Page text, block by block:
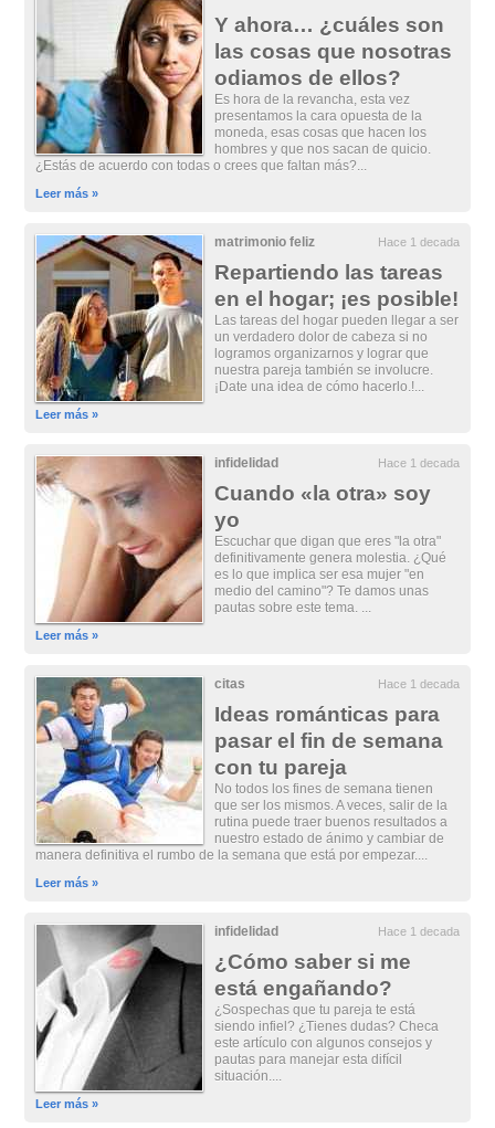
Y ahora… ¿cuáles son
las cosas que nosotras
odiamos de ellos?
Es hora de la revancha, esta vez
presentamos la cara opuesta de la
moneda, esas cosas que hacen los
hombres y que nos sacan de quicio.
¿Estás de acuerdo con todas o crees que faltan más?...
Leer más »
matrimonio feliz Hace 1 decada
Repartiendo las tareas
en el hogar; ¡es posible!
Las tareas del hogar pueden llegar a ser
un verdadero dolor de cabeza si no
logramos organizarnos y lograr que
nuestra pareja también se involucre.
¡Date una idea de cómo hacerlo.!...
Leer más »
infidelidad Hace 1 decada
Cuando «la otra» soy
yo
Escuchar que digan que eres "la otra"
definitivamente genera molestia. ¿Qué
es lo que implica ser esa mujer "en
medio del camino"? Te damos unas
pautas sobre este tema. ...
Leer más »
citas Hace 1 decada
Ideas románticas para
pasar el fin de semana
con tu pareja
No todos los fines de semana tienen
que ser los mismos. A veces, salir de la
rutina puede traer buenos resultados a
nuestro estado de ánimo y cambiar de
manera definitiva el rumbo de la semana que está por empezar....
Leer más »
infidelidad Hace 1 decada
¿Cómo saber si me
está engañando?
¿Sospechas que tu pareja te está
siendo infiel? ¿Tienes dudas? Checa
este artículo con algunos consejos y
pautas para manejar esta difícil
situación....
Leer más »